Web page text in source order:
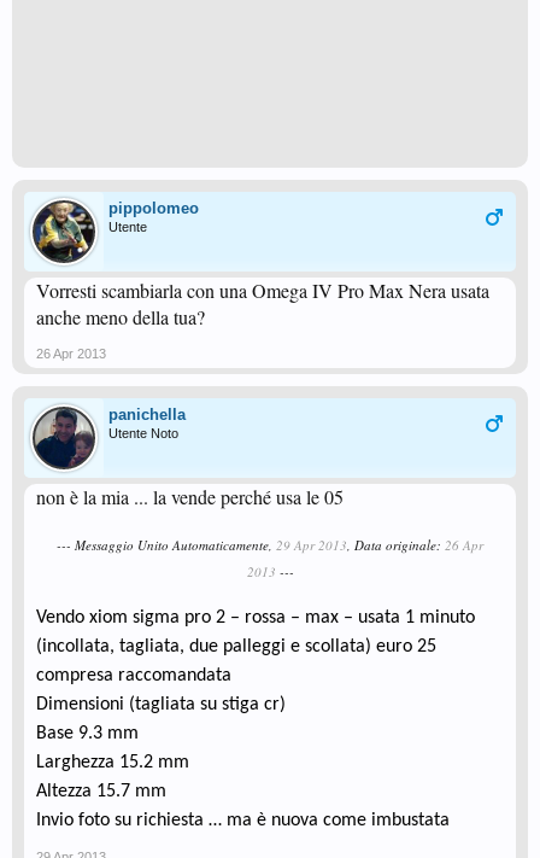
pippolomeo
Utente
Vorresti scambiarla con una Omega IV Pro Max Nera usata
anche meno della tua?
26 Apr 2013
panichella
Utente Noto
non è la mia ... la vende perché usa le 05
--- Messaggio Unito Automaticamente, 29 Apr 2013, Data originale: 26 Apr
2013 ---
Vendo xiom sigma pro 2 – rossa – max – usata 1 minuto
(incollata, tagliata, due palleggi e scollata) euro 25
compresa raccomandata
Dimensioni (tagliata su stiga cr)
Base 9.3 mm
Larghezza 15.2 mm
Altezza 15.7 mm
Invio foto su richiesta … ma è nuova come imbustata